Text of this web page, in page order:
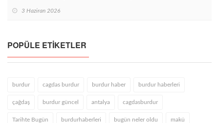
3 Haziran 2026
POPÜLE ETIKETLER
burdur cagdas burdur burdur haber burdur haberleri
çağdaş burdur güncel antalya cagdasburdur
Tarihte Bugün burdurhaberleri bugün neler oldu makü